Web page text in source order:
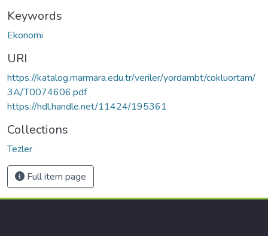
Keywords
Ekonomi
URI
https://katalog.marmara.edu.tr/veriler/yordambt/cokluortam/
3A/T0074606.pdf
https://hdl.handle.net/11424/195361
Collections
Tezler
Full item page